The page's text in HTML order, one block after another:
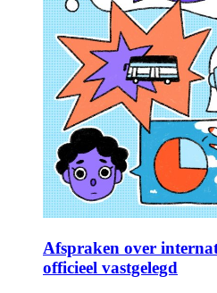
Afspraken over
officieel vastgelegd